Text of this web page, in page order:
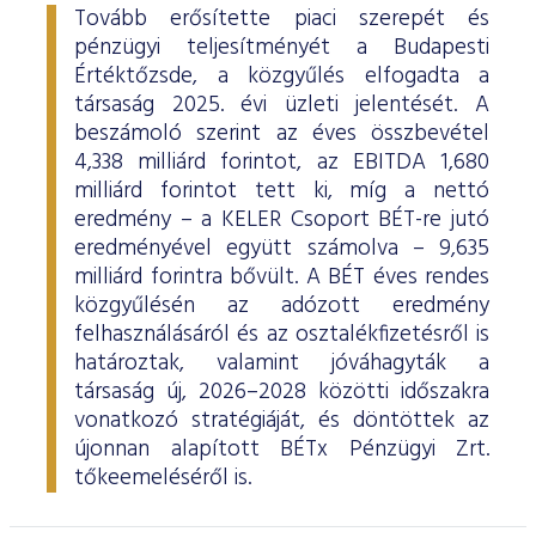
Tovább erősítette piaci szerepét és
pénzügyi teljesítményét a Budapesti
Értéktőzsde, a közgyűlés elfogadta a
társaság 2025. évi üzleti jelentését. A
beszámoló szerint az éves összbevétel
4,338 milliárd forintot, az EBITDA 1,680
milliárd forintot tett ki, míg a nettó
eredmény – a KELER Csoport BÉT-re jutó
eredményével együtt számolva – 9,635
milliárd forintra bővült. A BÉT éves rendes
közgyűlésén az adózott eredmény
felhasználásáról és az osztalékfizetésről is
határoztak, valamint jóváhagyták a
társaság új, 2026–2028 közötti időszakra
vonatkozó stratégiáját, és döntöttek az
újonnan alapított BÉTx Pénzügyi Zrt.
tőkeemeléséről is.